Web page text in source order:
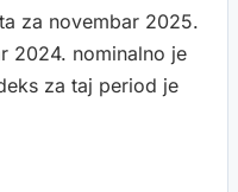
za novembar 2025.
2024. nominalno je
za taj period je